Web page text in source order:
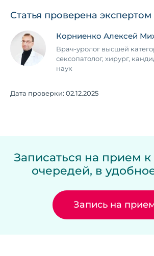
Статья проверена экспертом
Корниенко Алексей
Врач-уролог высшей
сексопатолог, хирург,
наук
Дата проверки: 02.12.2025
Записаться на прием к
очередей, в
Запись на